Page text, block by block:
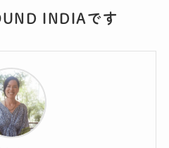
INDIAです